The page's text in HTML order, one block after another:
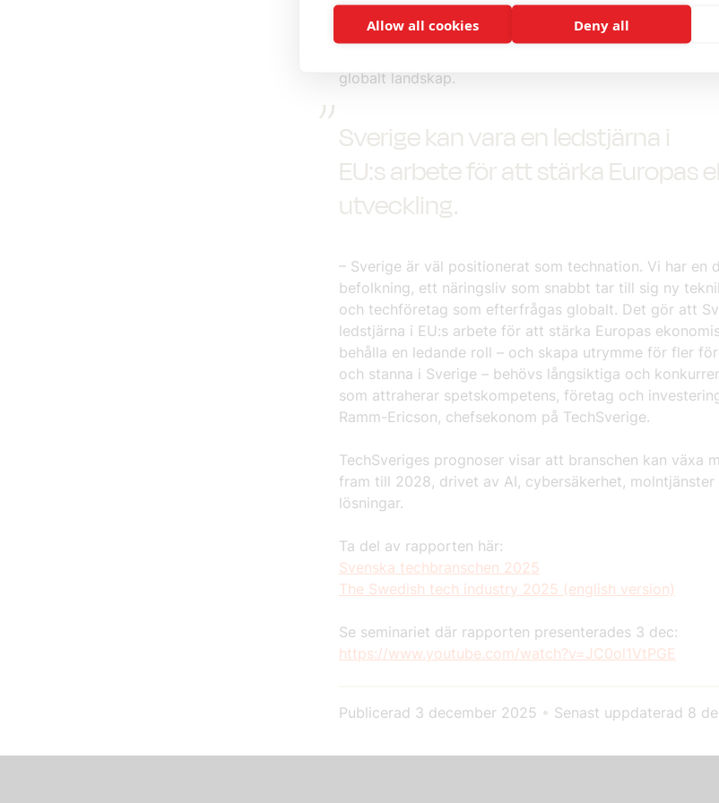
I rapporten framgår också att teknikutvecklingen får
internationell handel. Handelshinder och olika
globalt landskap.
Sverige kan vara en ledstjärna i
EU:s arbete för att stärka Europas
utveckling.
– Sverige är väl positionerat som technation. Vi har en
befolkning, ett näringsliv som snabbt tar till sig ny
och techföretag som efterfrågas globalt. Det gör att
ledstjärna i EU:s arbete för att stärka Europas
behålla en ledande roll – och skapa utrymme för fler
och stanna i Sverige – behövs långsiktiga och
som attraherar spetskompetens, företag och
Ramm-Ericson, chefsekonom på TechSverige.
TechSveriges prognoser visar att branschen kan växa
fram till 2028, drivet av AI, cybersäkerhet,
lösningar.
Ta del av rapporten här:
Svenska techbranschen 2025
The Swedish tech industry 2025 (english version)
Se seminariet där rapporten presenterades 3 dec:
https://www.youtube.com/watch?v=JC0ol1VtPGE
Publicerad 3 december 2025 • Senast uppdaterad 8
Allow all cookies Deny all